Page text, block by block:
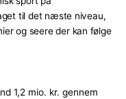
til det næste niveau,
og seere der kan følge
1,2 mio. kr. gennem